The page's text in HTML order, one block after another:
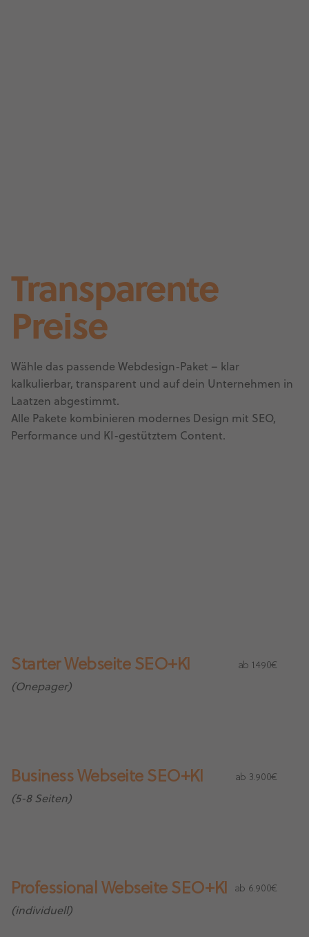
Transparente
Preise
Wähle das passende Webdesign-Paket – klar
kalkulierbar, transparent und auf dein Unternehmen in
Laatzen abgestimmt.
Alle Pakete kombinieren modernes Design mit SEO,
Performance und KI-gestütztem Content.
Starter Webseite SEO+KI ab 1.490€
(Onepager)
Business Webseite SEO+KI ab 3.900€
(5-8 Seiten)
Professional Webseite SEO+KI ab 6.900€
(individuell)